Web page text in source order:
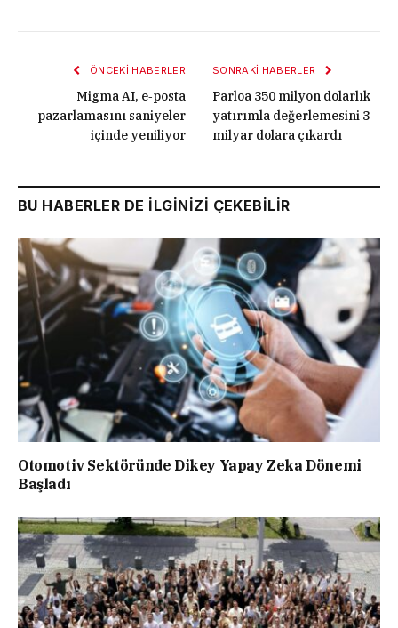
ÖNCEKI HABERLER
Migma AI, e‑posta
pazarlamasını saniyeler
içinde yeniliyor
SONRAKI HABERLER
Parloa 350 milyon dolarlık
yatırımla değerlemesini 3
milyar dolara çıkardı
BU HABERLER DE İLGİNİZİ ÇEKEBİLİR
Otomotiv Sektöründe Dikey Yapay Zeka Dönemi
Başladı